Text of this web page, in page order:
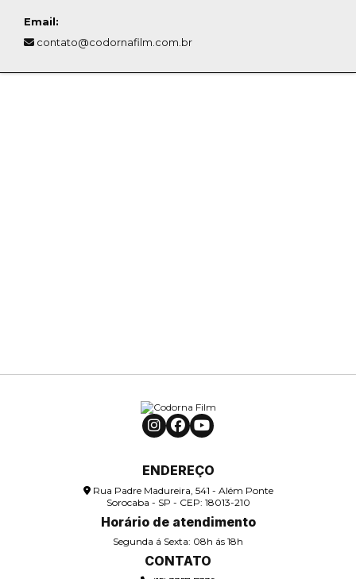
Email:
contato@codornafilm.com.br
ENDEREÇO
Rua Padre Madureira, 541 - Além Ponte
Sorocaba - SP - CEP: 18013-210
Horário de atendimento
Segunda á Sexta: 08h ás 18h
CONTATO